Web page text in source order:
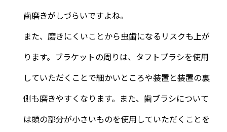
歯磨きがしづらいですよね。
また、磨きにくいことから虫歯になるリスクも上が
ります。ブラケットの周りは、タフトブラシを使用
していただくことで細かいところや装置と装置の裏
側も磨きやすくなります。また、歯ブラシについて
は頭の部分が小さいものを使用していただくことを